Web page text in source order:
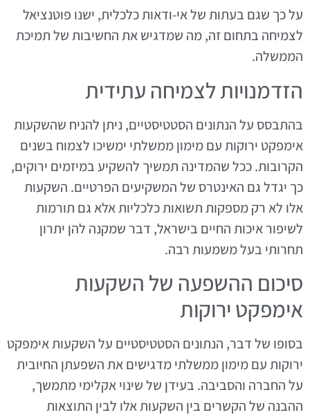
על כך שגם בעתות של אי-ודאות כלכלית, ישנו פוטנציאל
לצמיחה בתחום זה, מה שמדגיש את החשיבות של תמיכת
הממשלה.
הזדמנויות לצמיחה עתידית
בהתבסס על הנתונים הסטטיסטיים, ניתן להניח שהשקעות
אימפקט ירוקות עם מימון ממשלתי ימשיכו לצמוח בשנים
הקרובות. ככל שהמדינה תמשיך להשקיע במיזמים ירוקים,
כך יגדל גם האינטרס של המשקיעים הפרטיים. השקעות
אלו לא רק מספקות תשואות כלכליות אלא גם תורמות
לשיפור איכות החיים בישראל, דבר שמקנה להן יתרון
תחרותי בעל משמעות רבה.
סיכום ההשפעה של השקעות
אימפקט ירוקות
בסופו של דבר, הנתונים הסטטיסטיים על השקעות אימפקט
ירוקות עם מימון ממשלתי מדגישים את השפעתן החיובית
על החברה והסביבה. בעידן של שינוי אקלימי מתמשך,
ההבנה של הקשרים בין השקעות אלו לבין התוצאות